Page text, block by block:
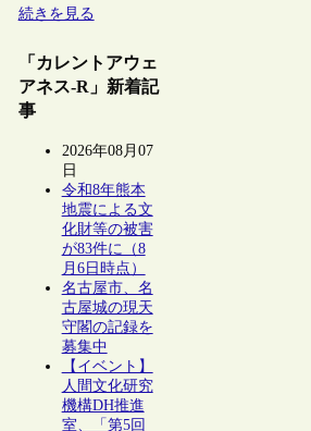
続きを見る
「カレントアウェ
アネス-R」新着記
事
2026年08月07
日
令和8年熊本
地震による文
化財等の被害
が83件に（8
月6日時点）
名古屋市、名
古屋城の現天
守閣の記録を
募集中
【イベント】
人間文化研究
機構DH推進
室、「第5回